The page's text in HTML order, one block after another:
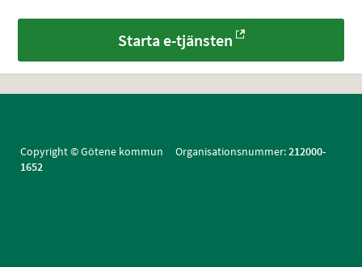
Starta e-tjänsten
Copyright © Götene kommun Organisationsnummer:212000-
1652